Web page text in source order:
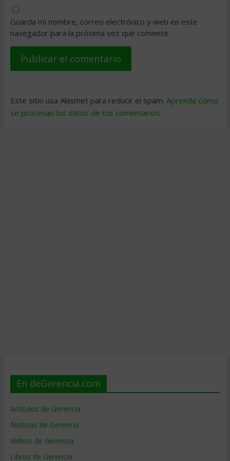
Guarda mi nombre, correo electrónico y web en este
navegador para la próxima vez que comente.
Este sitio usa Akismet para reducir el spam. Aprende cómo
se procesan los datos de tus comentarios.
En deGerencia.com
Artículos de Gerencia
Noticias de Gerencia
Videos de Gerencia
Libros de Gerencia